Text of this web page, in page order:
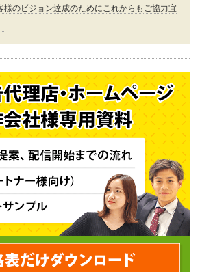
のビジョン達成のためにこれからもご協力宜